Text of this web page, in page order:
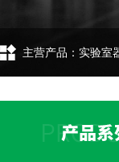
主营产品：实验室